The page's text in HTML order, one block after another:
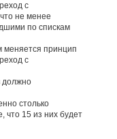
с
не менее
по спискам
меняется принцип
с
должно
столько
что 15 из них будет